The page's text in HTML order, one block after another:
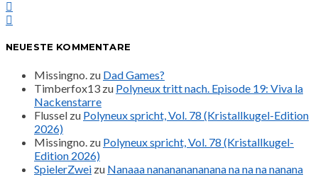
NEUESTE KOMMENTARE
Missingno. zu Dad Games?
Timberfox13 zu Polyneux tritt nach. Episode 19: Viva la
Nackenstarre
Flussel zu Polyneux spricht, Vol. 78 (Kristallkugel-Edition
2026)
Missingno. zu Polyneux spricht, Vol. 78 (Kristallkugel-
Edition 2026)
SpielerZwei zu Nanaaa nanananananana na na na nanana